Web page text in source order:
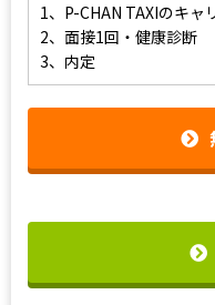
1、P-CHAN TAXIのキ
2、面接1回・健康診断
3、内定